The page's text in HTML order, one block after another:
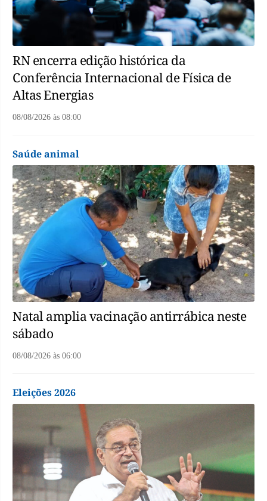
RN encerra edição histórica da
Conferência Internacional de Física de
Altas Energias
08/08/2026 às 08:00
Saúde animal
Natal amplia vacinação antirrábica neste
sábado
08/08/2026 às 06:00
Eleições 2026